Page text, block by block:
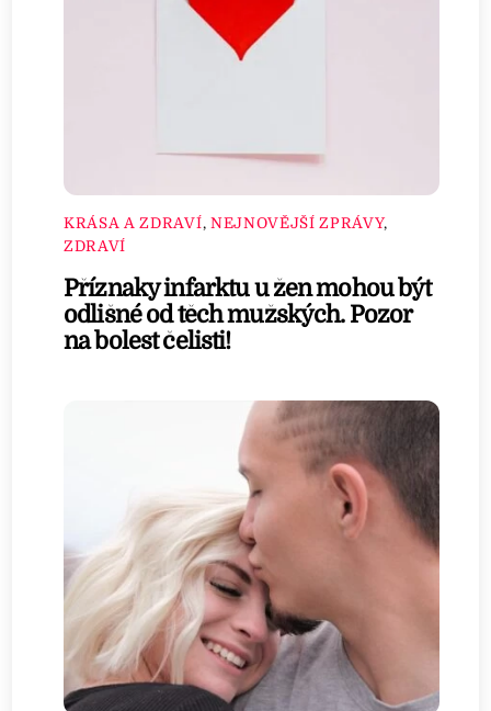
KRÁSA A ZDRAVÍ, NEJNOVĚJŠÍ ZPRÁVY,
ZDRAVÍ
Příznaky infarktu u žen mohou být
odlišné od těch mužských. Pozor
na bolest čelisti!